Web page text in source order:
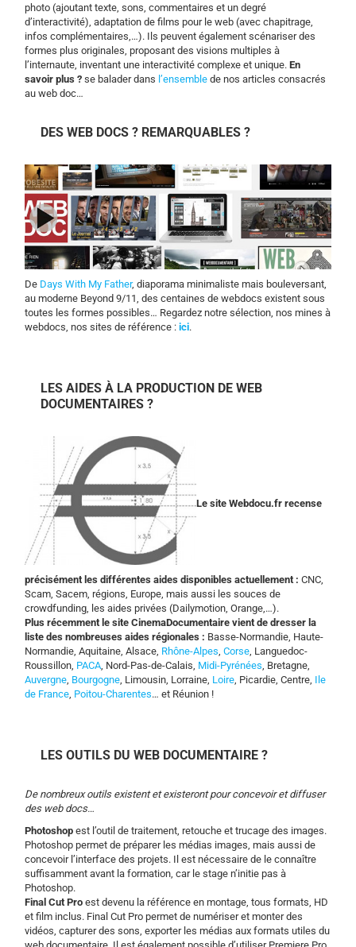
photo (ajoutant texte, sons, commentaires et un degré
d’interactivité), adaptation de films pour le web (avec chapitrage,
infos complémentaires,…). Ils peuvent également scénariser des
formes plus originales, proposant des visions multiples à
l’internaute, inventant une interactivité complexe et unique.En
savoir plus ? se balader dans l’ensemble de nos articles consacrés
au web doc…
DES WEB DOCS ? REMARQUABLES ?
De Days With My Father, diaporama minimaliste mais bouleversant,
au moderne Beyond 9/11, des centaines de webdocs existent sous
toutes les formes possibles… Regardez notre sélection, nos mines à
webdocs, nos sites de référence :ici.
LES AIDES À LA PRODUCTION DE WEB
DOCUMENTAIRES ?
Le site Webdocu.fr recense
précisément les différentes aides disponibles actuellement : CNC,
Scam, Sacem, régions, Europe, mais aussi les souces de
crowdfunding, les aides privées (Dailymotion, Orange,…).
Plus récemment le site CinemaDocumentaire vient de dresser la
liste des nombreuses aides régionales : Basse-Normandie, Haute-
Normandie, Aquitaine, Alsace, Rhône-Alpes ,Corse , Languedoc-
Roussillon, PACA , Nord-Pas-de-Calais, Midi-Pyrénées , Bretagne,
Auvergne Bourgogne , Limousin, Lorraine, Loire , Picardie, Centre, Ile
de France Poitou-Charentes… et Réunion !
LES OUTILS DU WEB DOCUMENTAIRE ?
De nombreux outils existent et existeront pour concevoir et diffuser
des web docs…
Photoshop est l’outil de traitement, retouche et trucage des images.
Photoshop permet de préparer les médias images, mais aussi de
concevoir l’interface des projets. Il est nécessaire de le connaître
suffisamment avant la formation, car le stage n’initie pas à
Photoshop.
Final Cut Pro est devenu la référence en montage, tous formats, HD
et film inclus. Final Cut Pro permet de numériser et monter des
vidéos, capturer des sons, exporter les médias aux formats utiles du